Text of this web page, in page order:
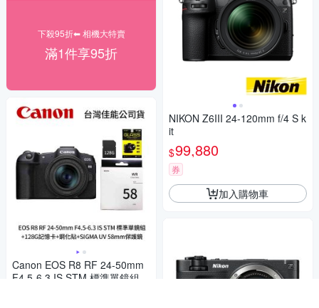
下殺95折⬅︎ 相機大特賣
滿1件享95折
Canon EOS R8 RF 24-50mm
F4.5-6.3 IS STM 標準單鏡組+
NIKON Z6III 24-120mm f/4 S k
it
$99,880
券
加入購物車